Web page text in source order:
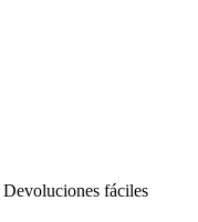
Devoluciones fáciles